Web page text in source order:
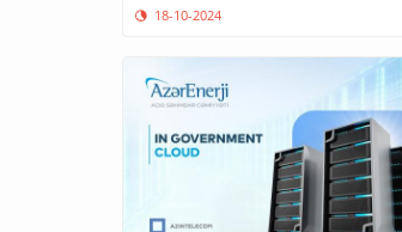
18-10-2024